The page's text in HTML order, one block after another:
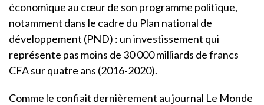
économique au cœur de son programme politique,
notamment dans le cadre du Plan national de
développement (PND) : un investissement qui
représente pas moins de 30 000 milliards de francs
CFA sur quatre ans (2016-2020).
Comme le confiait dernièrement au journal Le Monde